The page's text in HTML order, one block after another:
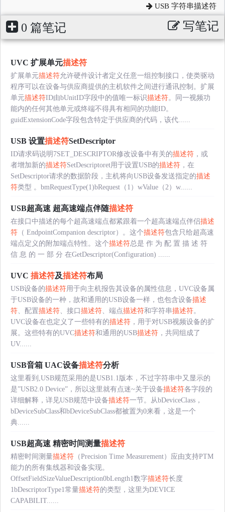
USB 字符串描述符
0 篇笔记 写笔记
UVC 扩展单元描述符
扩展单元描述符允许硬件设计者定义任意一组控制接口，使类驱动
程序可以在设备与供应商提供的主机软件之间进行通讯控制。扩展
单元描述符ID由bUnitID字段中的值唯一标识描述符。同一视频功
能内的任何其他单元或终端不得具有相同的功能ID。
guidExtensionCode字段包含特定于供应商的代码，该代......
USB 设置描述符SetDescriptor
ID请求码说明7SET_DESCRIPTOR修改设备中有关的描述符 ，或
者增加新的描述符SetDescriptoret用于设置USB的描述符 ，在
SetDescriptor请求的数据阶段，主机将向USB设备发送指定的描述
符类型 。bmRequestType(1)bRequest（1）wValue（2）w......
USB超高速 超高速端点伴随描述符
在接口中描述的每个超高速端点都紧跟着一个超高速端点伴侣描述
符 （ EndpointCompanion descriptor）。这个描述符包含只给超高速
端点定义的附加端点特性。这个描述符总是 作 为 配 置 描 述 符
信 息 的 一 部 分 在GetDescriptor(Configuration) ......
UVC 描述符及描述符布局
USB设备的描述符用于向主机报告其设备的属性信息，UVC设备属
于USB设备的一种，故和通用的USB设备一样，也包含设备描述
符、配置描述符、接口 描述符、端点描述符和字符串描述符。
UVC设备在也定义了一些特有的描述符 ，用于对USB视频设备的扩
展。这些特有的UVC描述符和通用的USB描述符 ，共同组成了
UV......
USB音箱 UAC设备描述符分析
这里看到,USB规范采用的是USB1.1版本，不过字符串中又显示的
是”USB2.0 Device”，所以这里就有点迷~关于设备描述符各字段的
详细解释，详见USB规范中设备描述符一节。从bDeviceClass，
bDeviceSubClass和bDeviceSubClass都被置为0来看，这是一个
典......
USB超高速 精密时间测量描述符
精密时间测量描述符 （Precision Time Measurement）应由支持PTM
能力的所有集线器和设备实现。
OffsetFieldSizeValueDescription0bLength1数字描述符长度
1bDescriptorType1常量描述符的类型，这里为DEVICE
CAPABILIT......